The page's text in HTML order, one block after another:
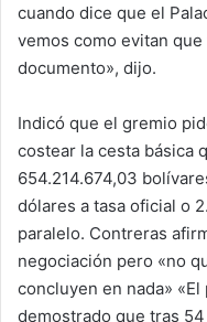
cuando dice que el
vemos como evitan
documento», dijo.
Indicó que el gremio
costear la cesta básica
654.214.674,03
dólares a tasa oficial o
paralelo. Contreras
negociación pero «no
concluyen en nada»
demostrado que tras